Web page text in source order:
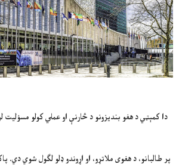
دا کمېټي د هغو بندیزونو د څارنې او عملي کولو
پر طالبانو، د هغوی ملاتړو، او اړوندو ډلو لګول شوي